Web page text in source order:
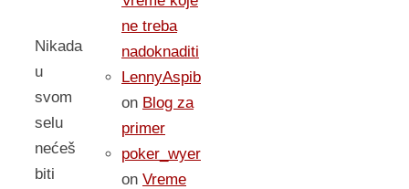
Nikada
u
svom
selu
nećeš
biti
ne treba
nadoknaditi
LennyAspib
on Blog za
primer
poker_wyer
on Vreme